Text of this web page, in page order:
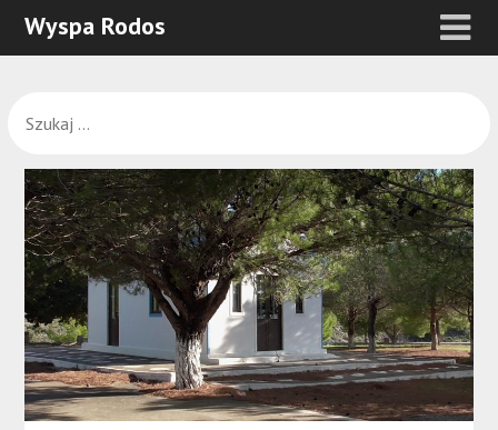
Wyspa Rodos